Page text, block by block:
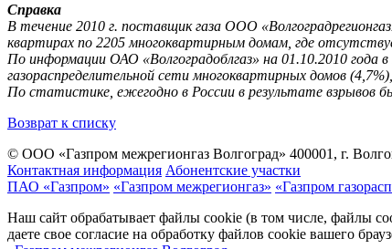
Справка
В течение 2010 г. поставщик газа ООО
квартирах по 2205 многоквартирным домам, где
По информации ОАО «Волгоградоблгаз» на 01.10.2010 года
газораспределительной сети многоквартирных домов
По статистике, ежегодно в России в результате взрывов
Возврат к списку
© ООО «Газпром межрегионгаз Волгоград» 400001, г.
Контактная информация Абонентские участки
ПАО «Газпром» «Газпром межрегионгаз» «Газпром
Наш сайт обрабатывает файлы cookie (в том числе, файлы
даете свое согласие на обработку файлов cookie вашего